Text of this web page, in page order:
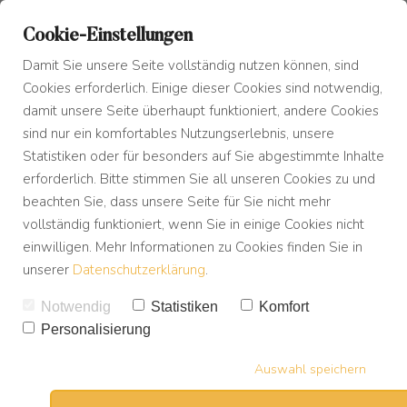
Blog
Podcast
Download
Das Innere Kind
Tagesseminar Mindset Power
Vielen Dank für deine Reservierung!
Einer der 6 Plätze ist für dich
Cookie-Einstellungen
Damit Sie unsere Seite vollständig nutzen können, sind
Cookies erforderlich. Einige dieser Cookies sind notwendig,
damit unsere Seite überhaupt funktioniert, andere Cookies
sind nur ein komfortables Nutzungserlebnis, unsere
Statistiken oder für besonders auf Sie abgestimmte Inhalte
erforderlich. Bitte stimmen Sie all unseren Cookies zu und
beachten Sie, dass unsere Seite für Sie nicht mehr
vollständig funktioniert, wenn Sie in einige Cookies nicht
einwilligen. Mehr Informationen zu Cookies finden Sie in
unserer Datenschutzerklärung.
Notwendig Statistiken
Komfort
Personalisierung
Auswahl speichern